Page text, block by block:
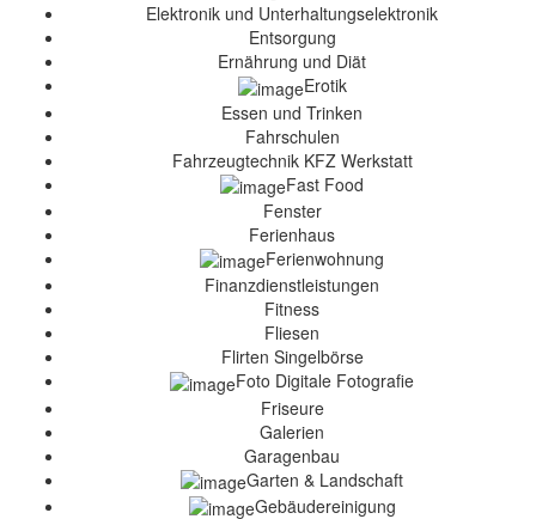
Elektronik und Unterhaltungselektronik
Entsorgung
Ernährung und Diät
Erotik
Essen und Trinken
Fahrschulen
Fahrzeugtechnik KFZ Werkstatt
Fast Food
Fenster
Ferienhaus
Ferienwohnung
Finanzdienstleistungen
Fitness
Fliesen
Flirten Singelbörse
Foto Digitale Fotografie
Friseure
Galerien
Garagenbau
Garten & Landschaft
Gebäudereinigung